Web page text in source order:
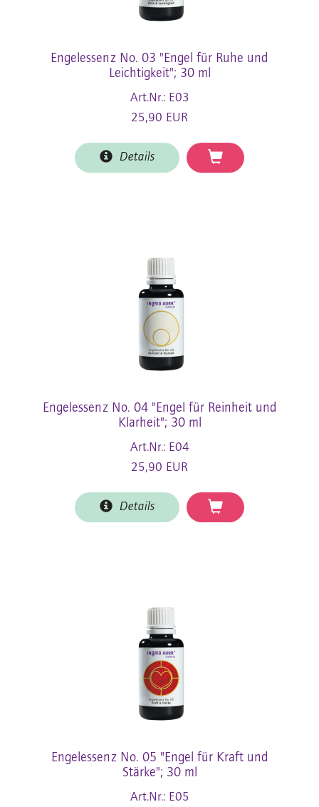
Engelessenz No. 03 "Engel für Ruhe und
Leichtigkeit"; 30 ml
Art.Nr.: E03
25,90 EUR
Details
Engelessenz No. 04 "Engel für Reinheit und
Klarheit"; 30 ml
Art.Nr.: E04
25,90 EUR
Details
Engelessenz No. 05 "Engel für Kraft und
Stärke"; 30 ml
Art.Nr.: E05